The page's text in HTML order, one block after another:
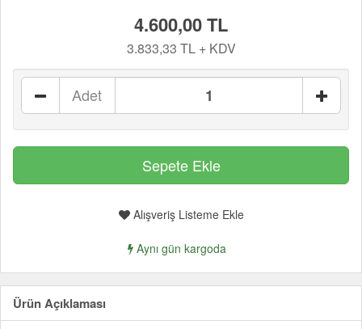
4.600,00 TL
3.833,33 TL + KDV
Adet
Alışveriş Listeme Ekle
Aynı gün kargoda
Ürün Açıklaması